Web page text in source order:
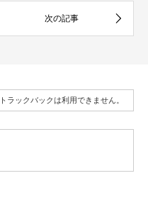
トラックバックは利用できません。